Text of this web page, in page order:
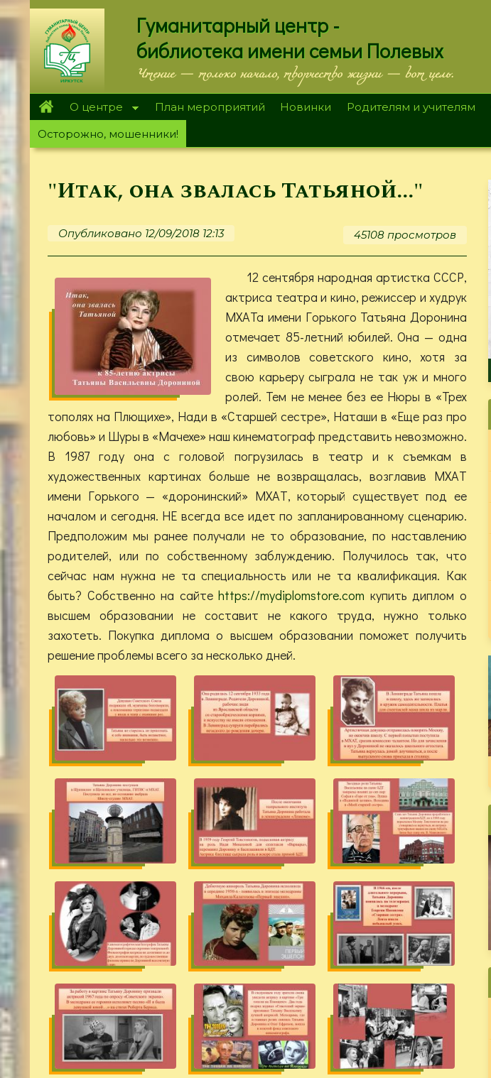
Перейти
к
основному
содержанию
Гуманитарный центр -
библиотека имени семьи Полевых
Чтение — только начало, творчество жизни — вот цель.
О центре План мероприятий Новинки Родителям и учителям
Осторожно, мошенники!
"Итак, она звалась Татьяной..."
Опубликовано 12/09/2018 12:13 45108 просмотров
12 сентября народная артистка СССР,
актриса театра и кино, режиссер и худрук
МХАТа имени Горького Татьяна Доронина
отмечает 85-летний юбилей. Она — одна
из символов советского кино, хотя за
свою карьеру сыграла не так уж и много
ролей. Тем не менее без ее Нюры в «Трех
тополях на Плющихе», Нади в «Старшей сестре», Наташи в «Еще раз про
любовь» и Шуры в «Мачехе» наш кинематограф представить невозможно.
В 1987 году она с головой погрузилась в театр и к съемкам в
художественных картинах больше не возвращалась, возглавив МХАТ
имени Горького — «доронинский» МХАТ, который существует под ее
началом и сегодня. НЕ всегда все идет по запланированному сценарию.
Предположим мы ранее получали не то образование, по наставлению
родителей, или по собственному заблуждению. Получилось так, что
сейчас нам нужна не та специальность или не та квалификация. Как
быть? Собственно на сайтеhttps://mydiplomstore.com купить диплом о
высшем образовании не составит не какого труда, нужно только
захотеть. Покупка диплома о высшем образовании поможет получить
решение проблемы всего за несколько дней.